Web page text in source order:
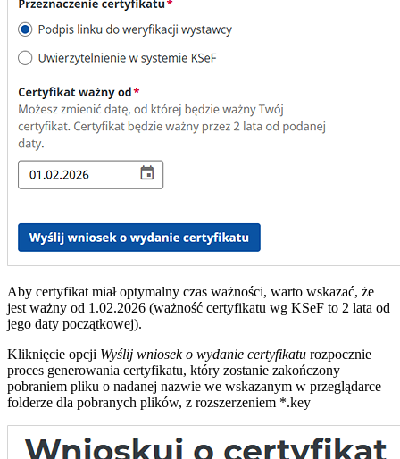
Aby certyfikat miał optymalny czas ważności, warto wskazać, że
jest ważny od 1.02.2026 (ważność certyfikatu wg KSeF to 2 lata od
jego daty początkowej).
Kliknięcie opcji Wyślij wniosek o wydanie certyfikatu rozpocznie
proces generowania certyfikatu, który zostanie zakończony
pobraniem pliku o nadanej nazwie we wskazanym w przeglądarce
folderze dla pobranych plików, z rozszerzeniem *.key